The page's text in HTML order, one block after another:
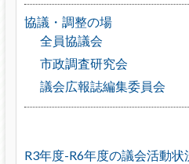
協議・調整の場
全員協議会
市政調査研究会
議会広報誌編集委員会
R3年度-R6年度の議会活動状